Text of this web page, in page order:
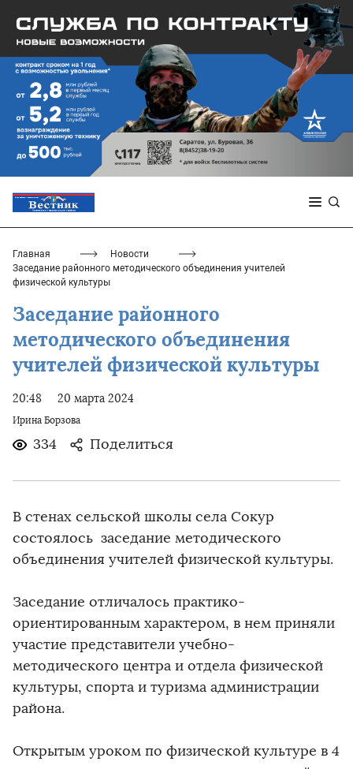
Главная
Новости
Заседание районного методического объединения учителей
физической культуры
Заседание районного
методического объединения
учителей физической культуры
20:48 20 марта 2024
Ирина Борзова
334 Поделиться
В стенах сельской школы села Сокур
состоялось заседание методического
объединения учителей физической культуры.
Заседание отличалось практико-
ориентированным характером, в нем приняли
участие представители учебно-
методического центра и отдела физической
культуры, спорта и туризма администрации
района.
Открытым уроком по физической культуре в 4